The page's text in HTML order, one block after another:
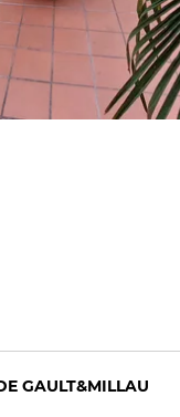
GAULT&MILLAU